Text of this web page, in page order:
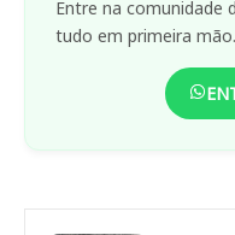
Entre na comunidade
tudo em primeira mão.